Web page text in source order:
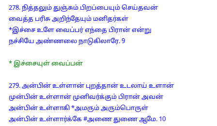
278. நித்தலும் துஞ்சும் பிறப்பையும் செய்தவன்
வைத்த பரிசு அறிந்தேயும் மனிதர்கள்
*இச்சை உளே வைப்பர் எந்தை பிரான் என்று
நச்சியே அண்ணலை நாடுகிலாரே. 9
* இச்சையுள் வைப்பன்
279. அன்பின் உள்ளான் புறத்தான் உடலாய் உளான்
முன்பின் உள்ளான் முனிவர்க்கும் பிரான் அவன்
அன்பின் உள்ளாகி *அமரும் அரும்பொருள்
அன்பின் உள்ளார்க்கே #அணை துணை ஆமே. 10